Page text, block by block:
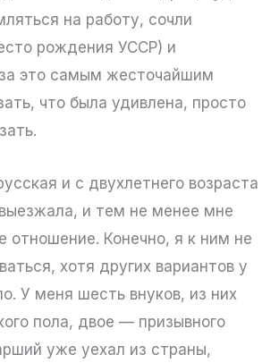
на работу, сочли
рождения УССР) и
это самым жесточайшим
что была удивлена, просто
и с двухлетнего возраста
и тем не менее мне
отношение. Конечно, я к ним не
хотя других вариантов у
У меня шесть внуков, из них
пола, двое — призывного
уже уехал из страны,